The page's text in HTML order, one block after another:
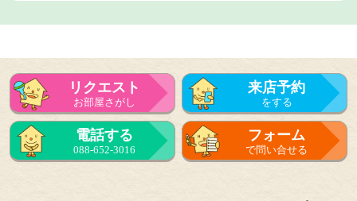
リクエスト
お部屋さがし
来店予約
をする
電話する
088-652-3016
フォーム
で問い合せる